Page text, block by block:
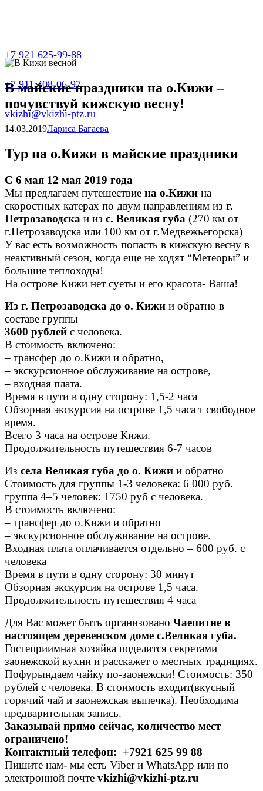
+7 921 625-99-88
+7 911 408-06-97
vkizhi@vkizhi-ptz.ru
В майские праздники на о.Кижи –
почувствуй кижскую весну!
14.03.2019Лариса Багаева
Тур на о.Кижи в майские праздники
С 6 мая 12 мая 2019 года
Мы предлагаем путешествие на о.Кижи на
скоростных катерах по двум направлениям из г.
Петрозаводска и из с. Великая губа (270 км от
г.Петрозаводска или 100 км от г.Медвежьегорска)
У вас есть возможность попасть в кижскую весну в
неактивный сезон, когда еще не ходят “Метеоры” и
большие теплоходы!
На острове Кижи нет суеты и его красота- Ваша!
Из г. Петрозаводска до о. Кижи и обратно в
составе группы
3600 рублей с человека.
В стоимость включено:
– трансфер до о.Кижи и обратно,
– экскурсионное обслуживание на острове,
– входная плата.
Время в пути в одну сторону: 1,5-2 часа
Обзорная экскурсия на острове 1,5 часа т свободное
время.
Всего 3 часа на острове Кижи.
Продолжительность путешествия 6-7 часов
Из села Великая губа до о. Кижи и обратно
Стоимость для группы 1-3 человека: 6 000 руб.
группа 4–5 человек: 1750 руб с человека.
В стоимость включено:
– трансфер до о.Кижи и обратно
– экскурсионное обслуживание на острове.
Входная плата оплачивается отдельно – 600 руб. с
человека
Время в пути в одну сторону: 30 минут
Обзорная экскурсия на острове 1,5 часа.
Продолжительность путешествия 4 часа
Для Вас может быть организовано Чаепитие в
настоящем деревенском доме с.Великая губа.
Гостеприимная хозяйка поделится секретами
заонежской кухни и расскажет о местных традициях.
Пофурындаем чайку по-заонежски! Стоимость: 350
рублей с человека. В стоимость входит(вкусный
горячий чай и заонежская выпечка). Необходима
предварительная запись.
Заказывай прямо сейчас, количество мест
ограничено!
Контактный телефон: +7921 625 99 88
Пишите нам- мы есть Viber и WhatsApp или по
электронной почте vkizhi@vkizhi-ptz.ru